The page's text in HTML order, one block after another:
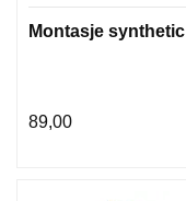
Montasje synthetic
89,00